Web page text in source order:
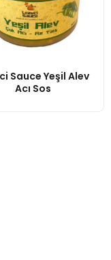
Sauce Yeşil Alev
Acı Sos